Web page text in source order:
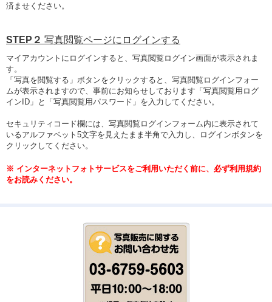
済ませください。
STEP２ 写真閲覧ページにログインする
マイアカウントにログインすると、写真閲覧ログイン画面が表示されま
す。
「写真を閲覧する」ボタンをクリックすると、写真閲覧ログインフォー
ムが表示されますので、事前にお知らせしております「写真閲覧用ログ
インID」と「写真閲覧用パスワード」を入力してください。
セキュリティコード欄には、写真閲覧ログインフォーム内に表示されて
いるアルファベット5文字を見えたまま半角で入力し、ログインボタンを
クリックしてください。
※ インターネットフォトサービスをご利用いただく前に、必ず利用規約
をお読みください。